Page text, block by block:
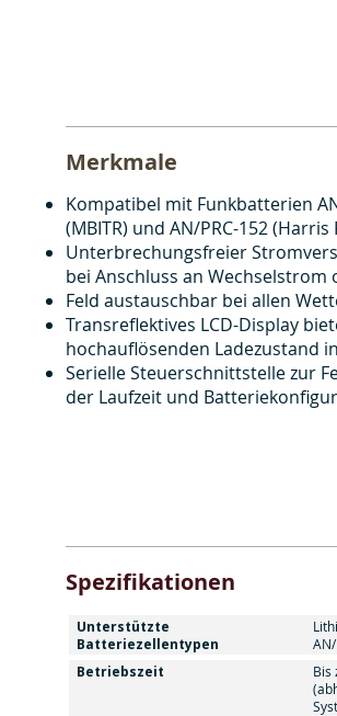
Merkmale
Kompatibel mit Funkbatterien
(MBITR) und AN/PRC-152 (Harris
Unterbrechungsfreier
bei Anschluss an Wechselstrom
Feld austauschbar bei allen
Transreflektives LCD-Display
hochauflösenden Ladezustand
Serielle Steuerschnittstelle zur
der Laufzeit und
Spezifikationen
Unterstützte
Batteriezellentypen
Betriebszeit
Bis